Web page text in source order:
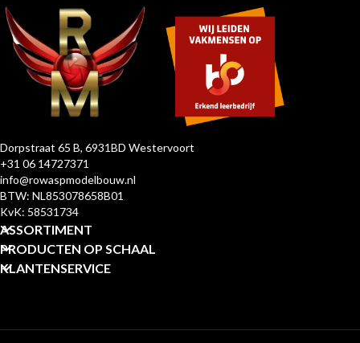
Dorpstraat 65 B, 6931BD Westervoort
+31 06 14727371
info@rowaspmodelbouw.nl
BTW: NL853078658B01
KvK: 58531734
ASSORTIMENT
PRODUCTEN OP SCHAAL
KLANTENSERVICE